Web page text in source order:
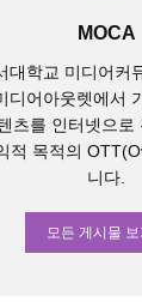
MOCA
대학교 미디어커
디어아웃렛에서
츠를 인터넷으
적 목적의
니다.
모든 게시물 보